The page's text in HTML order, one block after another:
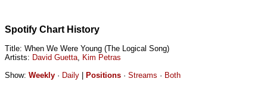
Spotify Chart History
Title: When We Were Young (The Logical Song)
Artists: David Guetta, Kim Petras
Show: Weekly · Daily Positions · Streams · Both